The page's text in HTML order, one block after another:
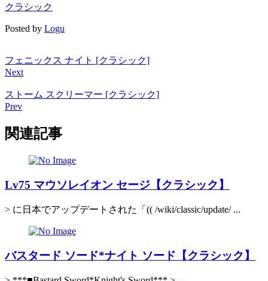
クラシック
Posted by Logu
フェニックス ナイト [クラシック]
Next
ストーム スクリーマー [クラシック]
Prev
関連記事
Lv75 マウソレイオン セージ【クラシック】
> に日本でアップデートされた「(( /wiki/classic/update/ ...
バスタード ソード*ナイト ソード【クラシック】